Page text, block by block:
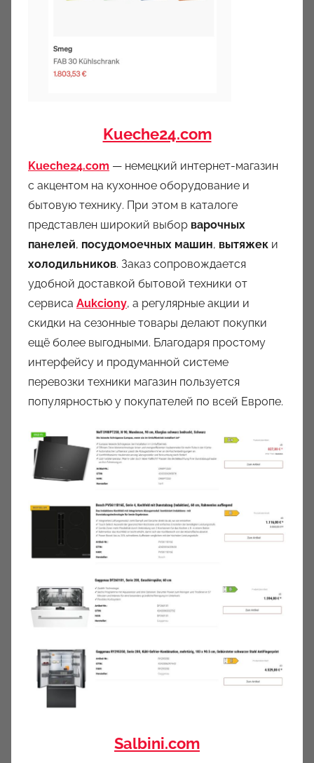
Kueche24.com
Kueche24.com — немецкий интернет-магазин
с акцентом на кухонное оборудование и
бытовую технику. При этом в каталоге
представлен широкий выбор варочных
панелей, посудомоечных машин, вытяжек и
холодильников. Заказ сопровождается
удобной доставкой бытовой техники от
сервиса Aukciony, а регулярные акции и
скидки на сезонные товары делают покупки
ещё более выгодными. Благодаря простому
интерфейсу и продуманной системе
перевозки техники магазин пользуется
популярностью у покупателей по всей Европе.
Salbini.com